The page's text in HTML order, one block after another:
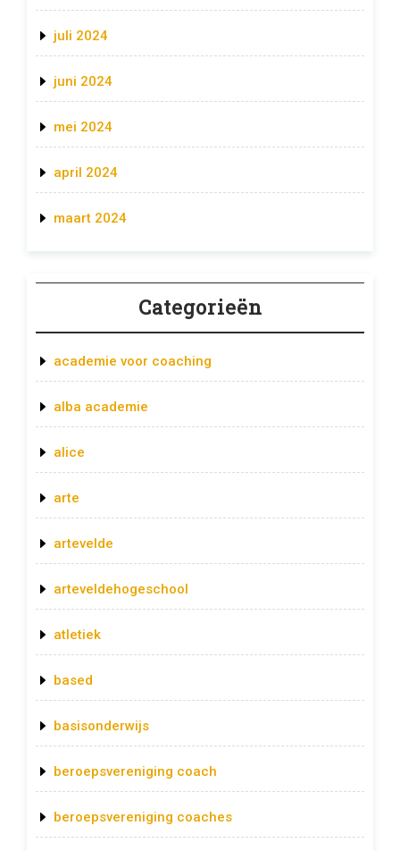
juli 2024
juni 2024
mei 2024
april 2024
maart 2024
Categorieën
academie voor coaching
alba academie
alice
arte
artevelde
arteveldehogeschool
atletiek
based
basisonderwijs
beroepsvereniging coach
beroepsvereniging coaches